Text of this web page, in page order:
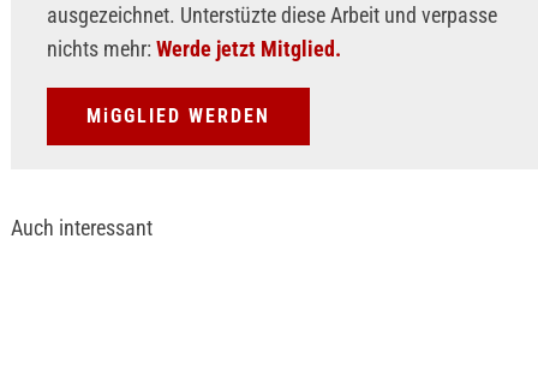
ausgezeichnet. Unterstüzte diese Arbeit und verpasse
nichts mehr: Werde jetzt Mitglied.
MiGGLIED WERDEN
Auch interessant